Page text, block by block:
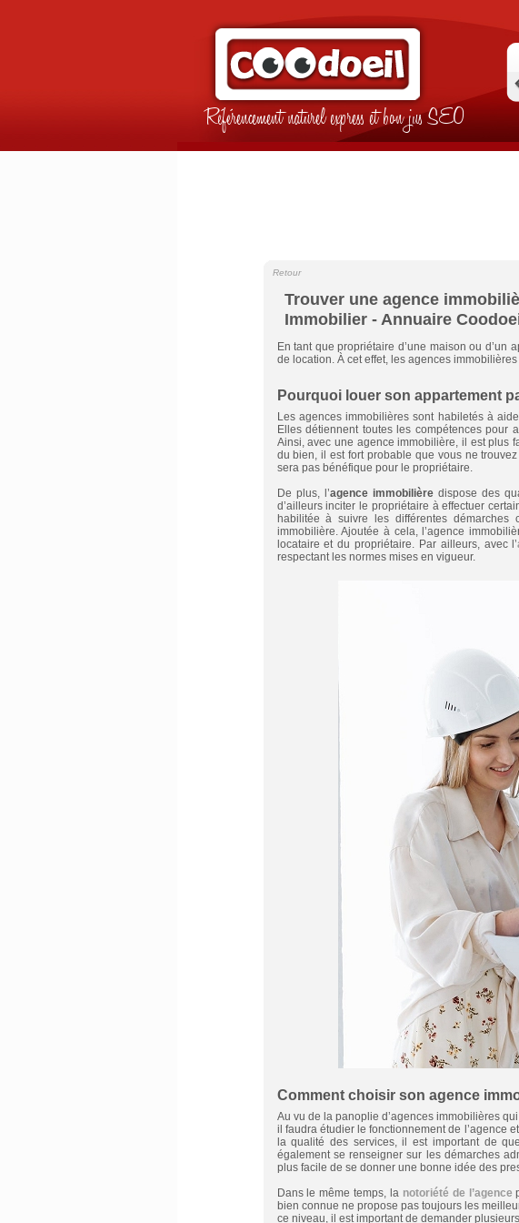
Référencement naturel express et bon jus SEO
Trouver une agence
Immobilier - Annuaire
Retour
En tant que propriétaire d’une maison ou
de location. À cet effet, les agences
Pourquoi louer son appartement
Les agences immobilières sont habiletés à
Elles détiennent toutes les compétences pour
Ainsi, avec une agence immobilière, il est plus
du bien, il est fort probable que vous ne
sera pas bénéfique pour le propriétaire.
De plus, l’agence immobilièredispose des
d’ailleurs inciter le propriétaire à effectuer
habilitée à suivre les différentes démarches
immobilière. Ajoutée à cela, l’agence
locataire et du propriétaire. Par ailleurs, avec l’
respectant les normes mises en vigueur.
Comment choisir son agence
Au vu de la panoplie d’agences immobilières
il faudra étudier le fonctionnement de l’agence
la qualité des services, il est important de
également se renseigner sur les démarches
plus facile de se donner une bonne idée des
Dans le même temps, la notoriété de l’agence
bien connue ne propose pas toujours les
ce niveau, il est important de demander